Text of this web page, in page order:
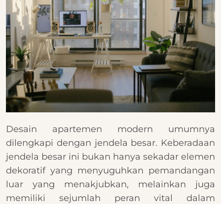
Desain apartemen modern umumnya
dilengkapi dengan jendela besar. Keberadaan
jendela besar ini bukan hanya sekadar elemen
dekoratif yang menyuguhkan pemandangan
luar yang menakjubkan, melainkan juga
memiliki sejumlah peran vital dalam